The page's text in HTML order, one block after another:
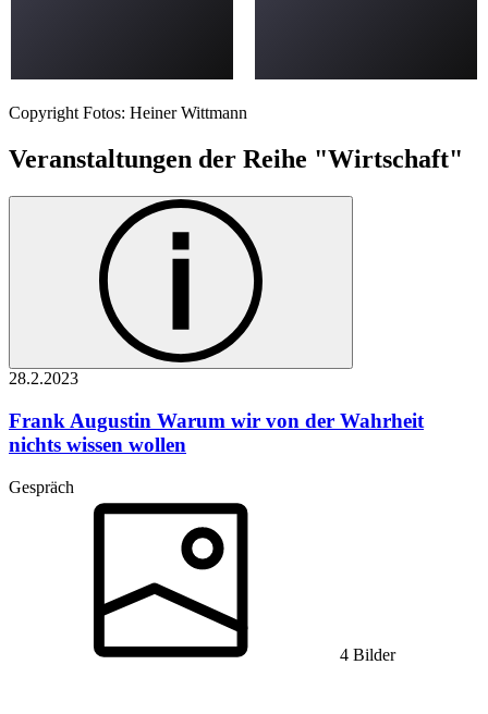
Copyright Fotos: Heiner Wittmann
Veranstaltungen der Reihe "Wirtschaft"
28.2.2023
Frank Augustin Warum wir von der Wahrheit
nichts wissen wollen
Gespräch
4 Bilder